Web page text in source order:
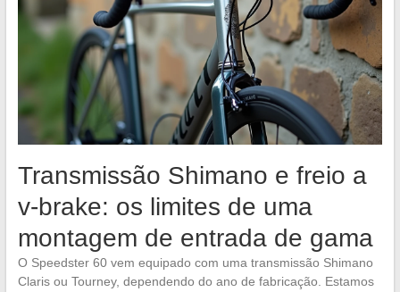
Transmissão Shimano e freio a
v-brake: os limites de uma
montagem de entrada de gama
O Speedster 60 vem equipado com uma transmissão Shimano
Claris ou Tourney, dependendo do ano de fabricação. Estamos